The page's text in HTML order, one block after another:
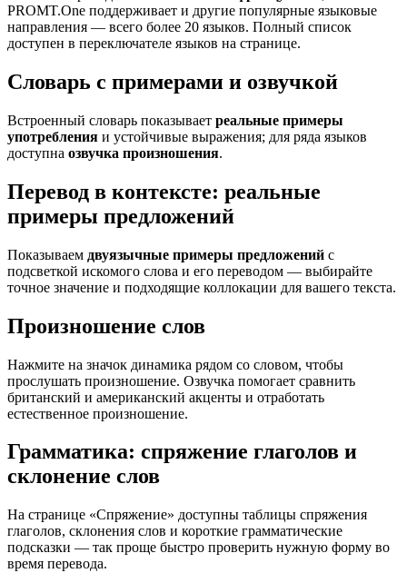
PROMT.One поддерживает и другие популярные языковые
направления — всего более 20 языков. Полный список
доступен в переключателе языков на странице.
Словарь с примерами и озвучкой
Встроенный словарь показывает реальные примеры
употребления и устойчивые выражения; для ряда языков
доступна озвучка произношения.
Перевод в контексте: реальные
примеры предложений
Показываем двуязычные примеры предложений с
подсветкой искомого слова и его переводом — выбирайте
точное значение и подходящие коллокации для вашего текста.
Произношение слов
Нажмите на значок динамика рядом со словом, чтобы
прослушать произношение. Озвучка помогает сравнить
британский и американский акценты и отработать
естественное произношение.
Грамматика: спряжение глаголов и
склонение слов
На странице «Спряжение» доступны таблицы спряжения
глаголов, склонения слов и короткие грамматические
подсказки — так проще быстро проверить нужную форму во
время перевода.